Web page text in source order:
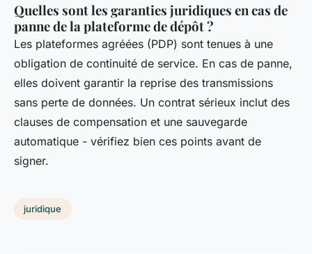
Quelles sont les garanties juridiques en cas de
panne de la plateforme de dépôt ?
Les plateformes agréées (PDP) sont tenues à une
obligation de continuité de service. En cas de panne,
elles doivent garantir la reprise des transmissions
sans perte de données. Un contrat sérieux inclut des
clauses de compensation et une sauvegarde
automatique - vérifiez bien ces points avant de
signer.
juridique